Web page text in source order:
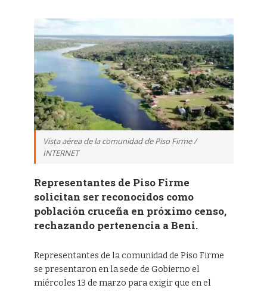
Vista aérea de la comunidad de Piso Firme /
INTERNET
Representantes de Piso Firme
solicitan ser reconocidos como
población cruceña en próximo censo,
rechazando pertenencia a Beni.
Representantes de la comunidad de Piso Firme
se presentaron en la sede de Gobierno el
miércoles 13 de marzo para exigir que en el